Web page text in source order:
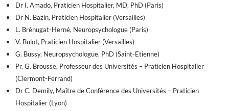
Dr I. Amado, Praticien Hospitalier, MD, PhD (Paris)
Dr N. Bazin, Praticien Hospitalier (Versailles)
L. Brénugat-Herné, Neuropsychologue (Paris)
V. Bulot, Praticien Hospitalier (Versailles)
G. Bussy, Neuropsychologue, PhD (Saint-Etienne)
Pr. G. Brousse, Professeur des Universités – Praticien Hospitalier
(Clermont-Ferrand)
Dr C. Demily, Maître de Conférence des Universités – Praticien
Hospitalier (Lyon)